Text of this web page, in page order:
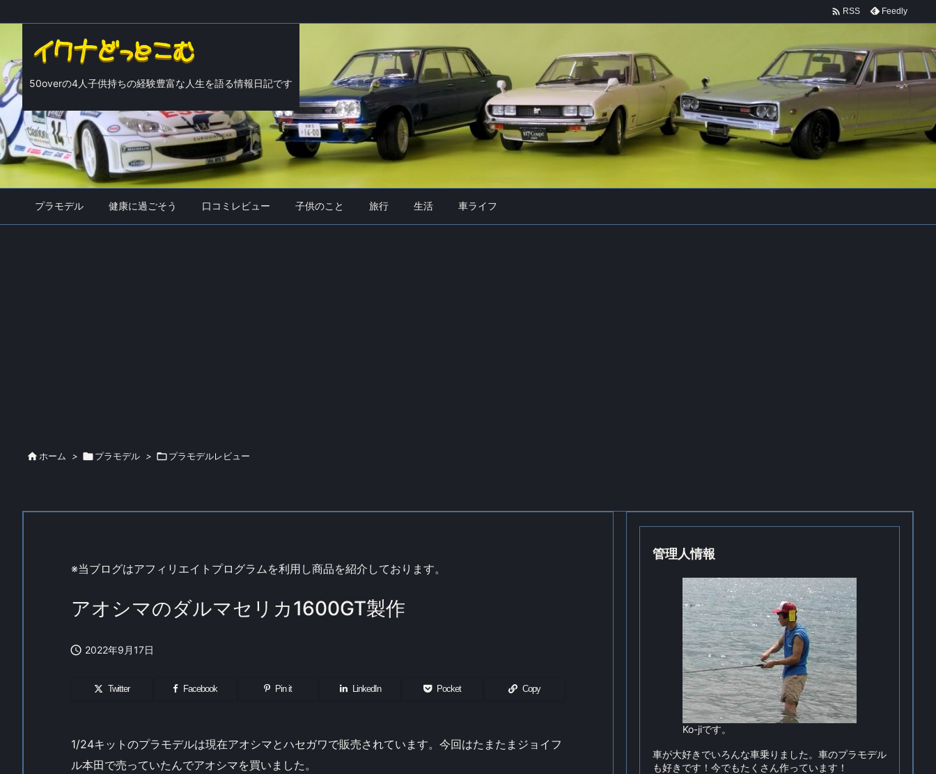
50overの4人子供持ちの経験豊富な人生を語る情報日記です
プラモデル 健康に過ごそう 口コミレビュー 子供のこと 旅行 生活 車ライフ
 RSS Feedly
 ホーム > プラモデル > プラモデルレビュー
※当ブログはアフィリエイトプログラムを利用し商品を紹介しております。
アオシマのダルマセリカ1600GT製作
 2022年9月17日
Twitter Facebook Pin it LinkedIn Pocket Copy
1/24キットのプラモデルは現在アオシマとハセガワで販売されています。今回はたまたまジョイフ
ル本田で売っていたんでアオシマを買いました。
管理人情報
Ko-jiです。
車が大好きでいろんな車乗りました。車のプラモデル
も好きです！今でもたくさん作っています！